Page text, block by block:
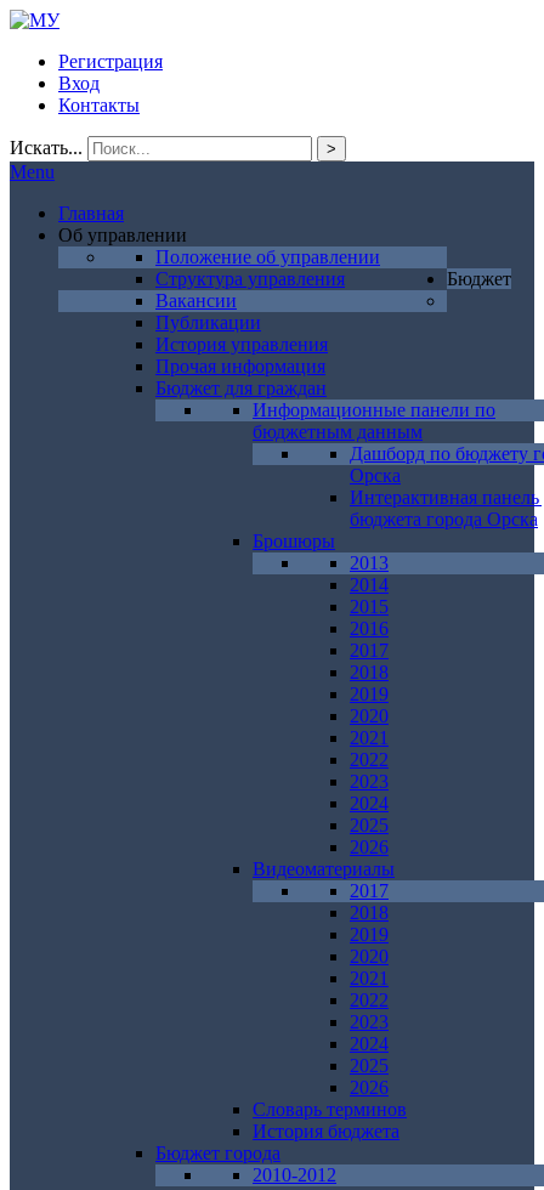
Регистрация
Вход
Контакты
Искать... >
Menu
Главная
Об управлении
Положение об управлении
Структура управления
Вакансии
Публикации
История управления
Прочая информация
Бюджет
Бюджет для граждан
Информационные панели по
бюджетным данным
Дашборд по бюджету
Орска
Интерактивная панель
бюджета города Орска
Брошюры
2013
2014
2015
2016
2017
2018
2019
2020
2021
2022
2023
2024
2025
2026
Видеоматериалы
2017
2018
2019
2020
2021
2022
2023
2024
2025
2026
Словарь терминов
История бюджета
Бюджет города
2010-2012